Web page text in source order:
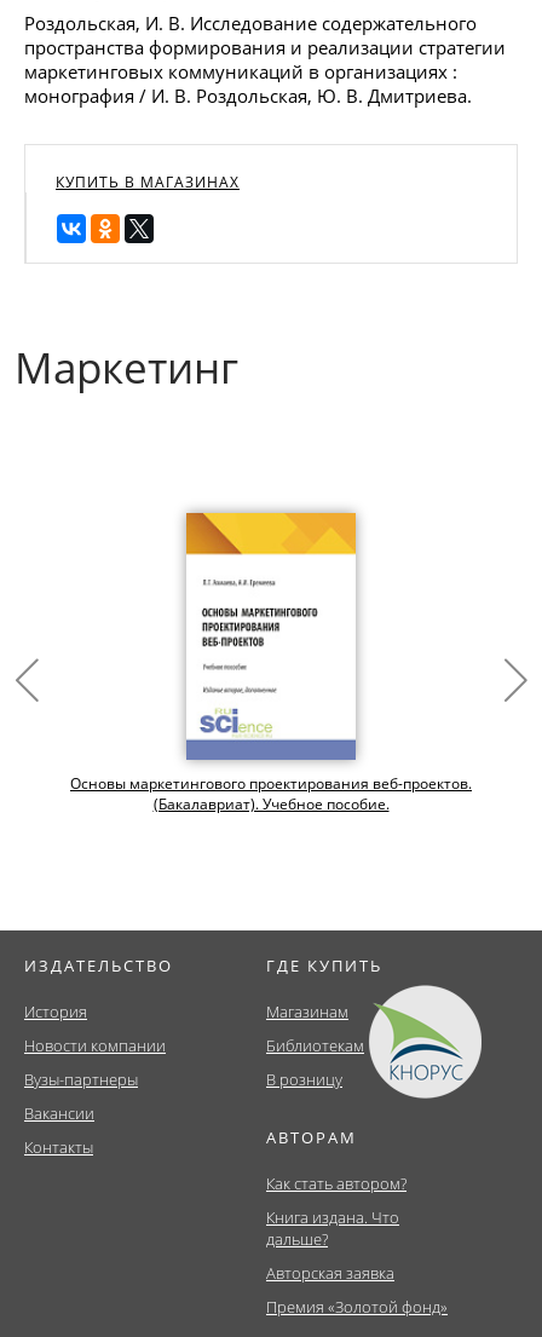
Роздольская, И. В. Исследование содержательного
пространства формирования и реализации стратегии
маркетинговых коммуникаций в организациях :
монография / И. В. Роздольская, Ю. В. Дмитриева.
КУПИТЬ В МАГАЗИНАХ
Маркетинг
Основы маркетингового проектирования веб-проектов.
(Бакалавриат). Учебное пособие.
ИЗДАТЕЛЬСТВО
История
Новости компании
Вузы-партнеры
Вакансии
Контакты
ГДЕ КУПИТЬ
Магазинам
Библиотекам
В розницу
АВТОРАМ
Как стать автором?
Книга издана. Что
дальше?
Авторская заявка
Премия «Золотой фонд»